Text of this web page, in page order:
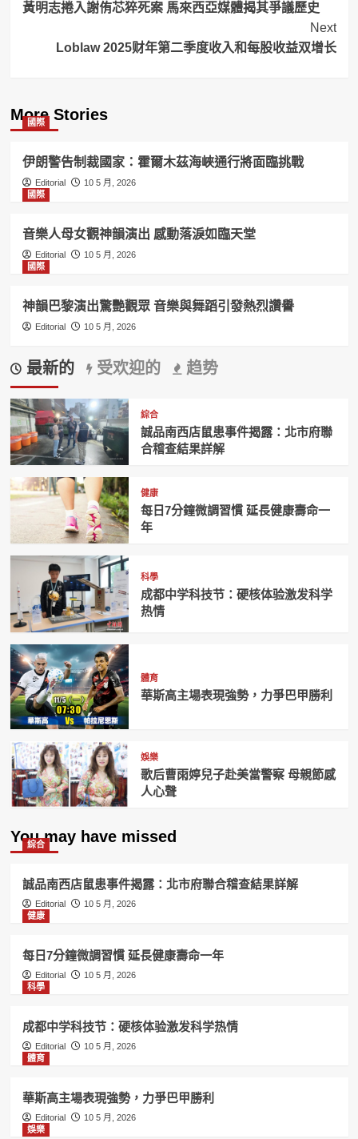
Navigation
黃明志捲入謝侑芯猝死案 馬來西亞媒體揭其爭議歷史
Next
Loblaw 2025财年第二季度收入和每股收益双增长
More Stories
國際
伊朗警告制裁國家：霍爾木茲海峽通行將面臨挑戰
Editorial
10 5 月, 2026
國際
音樂人母女觀神韻演出 感動落淚如臨天堂
Editorial
10 5 月, 2026
國際
神韻巴黎演出驚艷觀眾 音樂與舞蹈引發熱烈讚譽
Editorial 10 5 月, 2026
最新的 受欢迎的 趋势
綜合
誠品南西店鼠患事件揭露：北市府聯
合稽查結果詳解
健康
每日7分鐘微調習慣 延長健康壽命一
年
科學
成都中学科技节：硬核体验激发科学
热情
體育
華斯高主場表現強勢，力爭巴甲勝利
娛樂
歌后曹雨婷兒子赴美當警察 母親節感
人心聲
You may have missed
綜合
誠品南西店鼠患事件揭露：北市府聯合稽查結果詳解
Editorial
10 5 月, 2026
健康
每日7分鐘微調習慣 延長健康壽命一年
Editorial
10 5 月, 2026
科學
成都中学科技节：硬核体验激发科学热情
Editorial
10 5 月, 2026
體育
華斯高主場表現強勢，力爭巴甲勝利
Editorial
10 5 月, 2026
娛樂